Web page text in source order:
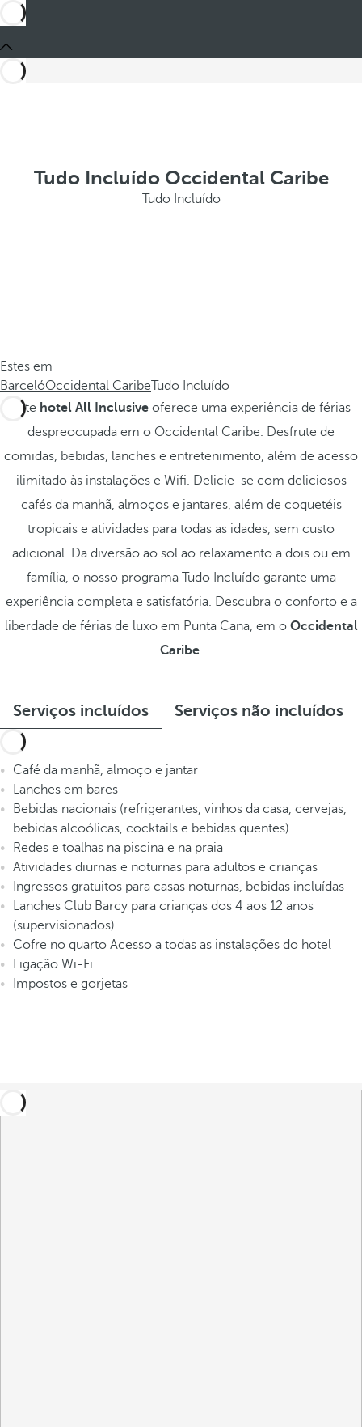
Tudo Incluído Occidental Caribe
Tudo Incluído
Estes em
BarcelóOccidental CaribeTudo Incluído
Este hotel All Inclusiveoferece uma experiência de férias
despreocupada em o Occidental Caribe. Desfrute de
comidas, bebidas, lanches e entretenimento, além de acesso
ilimitado às instalações e Wifi. Delicie-se com deliciosos
cafés da manhã, almoços e jantares, além de coquetéis
tropicais e atividades para todas as idades, sem custo
adicional. Da diversão ao sol ao relaxamento a dois ou em
família, o nosso programa Tudo Incluído garante uma
experiência completa e satisfatória. Descubra o conforto e a
liberdade de férias de luxo em Punta Cana, em o Occidental
Caribe.
Serviços incluídos Serviços não incluídos
Café da manhã, almoço e jantar
Lanches em bares
Bebidas nacionais (refrigerantes, vinhos da casa, cervejas,
bebidas alcoólicas, cocktails e bebidas quentes)
Redes e toalhas na piscina e na praia
Atividades diurnas e noturnas para adultos e crianças
Ingressos gratuitos para casas noturnas, bebidas incluídas
Lanches Club Barcy para crianças dos 4 aos 12 anos
(supervisionados)
Cofre no quarto Acesso a todas as instalações do hotel
Ligação Wi-Fi
Impostos e gorjetas